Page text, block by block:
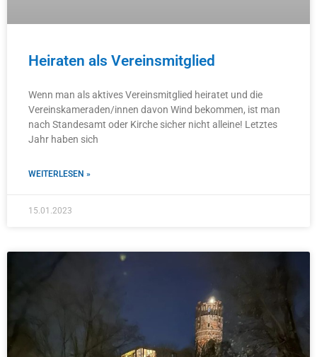
Heiraten als Vereinsmitglied
Wenn man als aktives Vereinsmitglied heiratet und die
Vereinskameraden/innen davon Wind bekommen, ist man
nach Standesamt oder Kirche sicher nicht alleine! Letztes
Jahr haben sich
WEITERLESEN »
15.01.2023